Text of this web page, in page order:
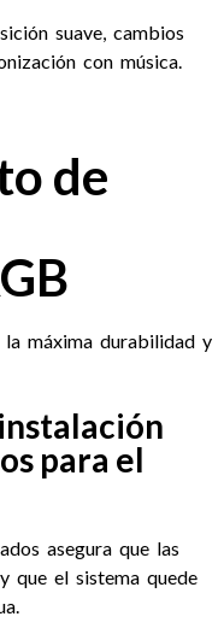
suave, cambios
con música.
de
la máxima durabilidad y
para el
asegura que las
que el sistema quede